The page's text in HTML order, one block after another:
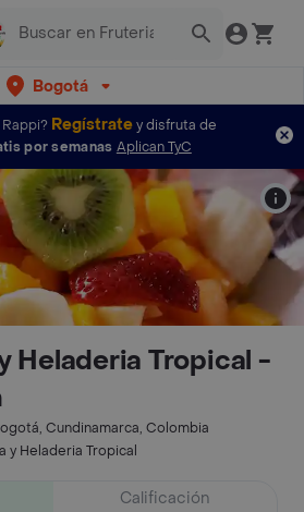
Bogotá
Regístratey disfruta de
por semanas Aplican TyC
Heladeria Tropical -
Cundinamarca, Colombia
y Heladeria Tropical
Calificación